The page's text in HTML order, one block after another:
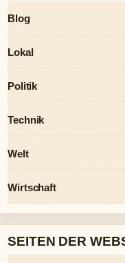
Blog
Lokal
Politik
Technik
Welt
Wirtschaft
SEITEN DER